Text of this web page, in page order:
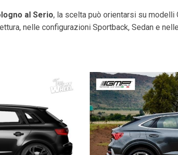
al Serio, la scelta può orientarsi su
nelle configurazioni Sportback, Sedan e